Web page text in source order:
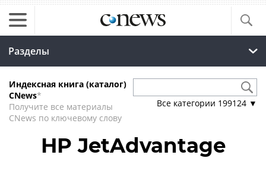
Разделы
Индексная книга (каталог)
CNews*
Получите все материалы
CNews по ключевому слову
Все категории 199124 ▼
HP JetAdvantage